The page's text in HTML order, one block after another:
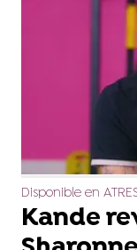
Disponible en
Kande